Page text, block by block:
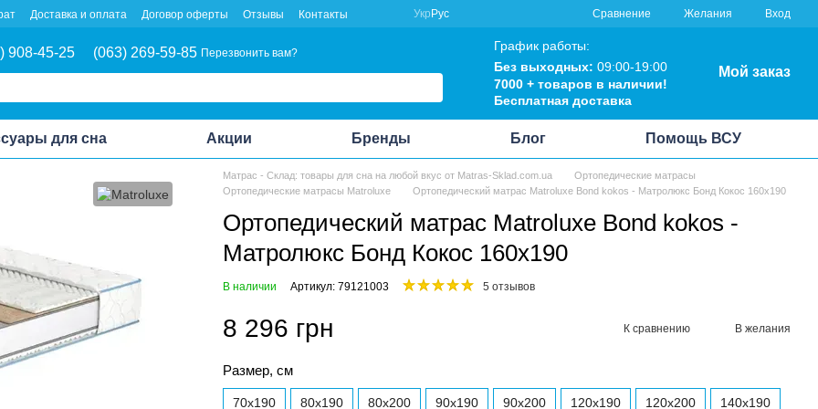
Доставка и оплата Договор оферты Отзывы Контакты Укр Рус Сравнение Желания Вход
908-45-25 (063) 269-59-85 Перезвонить вам?
График работы:
Без выходных: 09:00-19:00
7000 + товаров в наличии!
Бесплатная доставка
Мой заказ
для сна Акции Бренды Блог Помощь ВСУ
Матрас - Склад: товары для сна на любой вкус от Matras-Sklad.com.ua
Ортопедические матрасы
Ортопедические матрасы Matroluxe
Ортопедический матрас Matroluxe Bond kokos - Матролюкс Бонд Кокос 160x190
Ортопедический матрас Matroluxe Bond kokos -
Матролюкс Бонд Кокос 160x190
В наличии Артикул: 79121003 5 отзывов
8 296 грн К сравнению В желания
Размер, см
70x190 80x190 80x200 90x190 90x200 120x190 120x200 140x190